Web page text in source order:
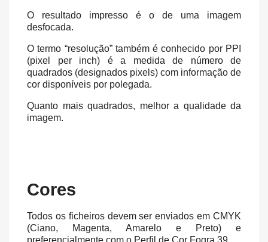
O resultado impresso é o de uma imagem
desfocada.
O termo “resolução” também é conhecido por PPI
(pixel per inch) é a medida de número de
quadrados (designados pixels) com informação de
cor disponíveis por polegada.
Quanto mais quadrados, melhor a qualidade da
imagem.
Cores
Todos os ficheiros devem ser enviados em CMYK
(Ciano, Magenta, Amarelo e Preto) e